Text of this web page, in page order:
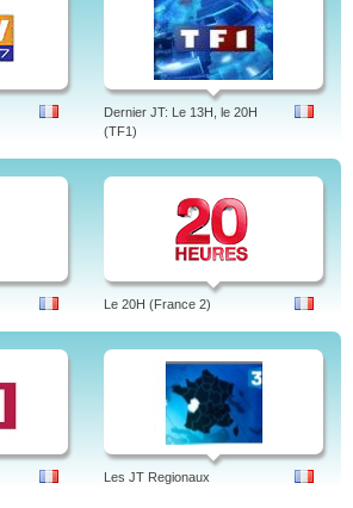
Dernier JT: Le 13H, le 20H
(TF1)
Le 20H (France 2)
Les JT Regionaux